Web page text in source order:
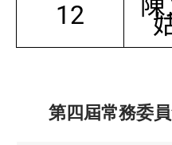
12
第四屆常務委